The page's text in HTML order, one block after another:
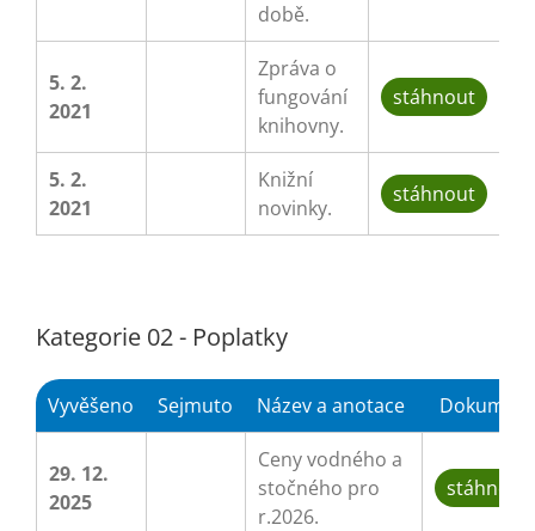
době.
5. 2.
2021
Zpráva o
fungování
knihovny.
stáhnout
5. 2.
2021
Knižní
novinky.
stáhnout
Kategorie 02 - Poplatky
Vyvěšeno Sejmuto Název a anotace Dokument
29. 12.
2025
Ceny vodného a
stočného pro
r.2026.
stáhnout